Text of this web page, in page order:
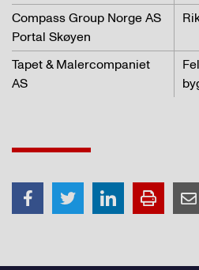
Compass Group Norge AS
Portal Skøyen
Tapet & Malercompaniet
AS